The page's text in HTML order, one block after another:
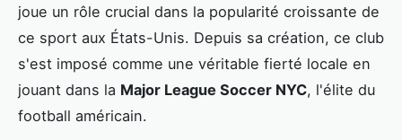
joue un rôle crucial dans la popularité croissante de
ce sport aux États-Unis. Depuis sa création, ce club
s'est imposé comme une véritable fierté locale en
jouant dans la Major League Soccer NYC, l'élite du
football américain.